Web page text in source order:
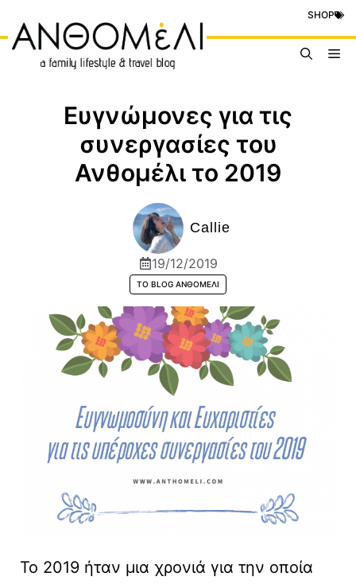
περιεχόμενο
SHOP
Ευγνώμονες για τις
συνεργασίες του
Ανθομέλι το 2019
Callie
19/12/2019
ΤΟ BLOG ΑΝΘΟΜΈΛΙ
To 2019 ήταν μια χρονιά για την οποία